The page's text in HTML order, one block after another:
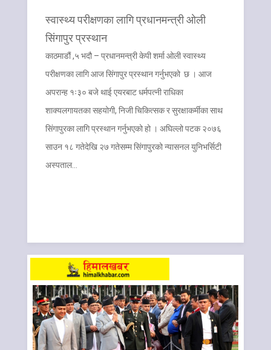
स्वास्थ्य परीक्षणका लागि प्रधानमन्त्री ओली
सिंगापुर प्रस्थान
काठमाडौं ,५ भदौ – प्रधानमन्त्री केपी शर्मा ओली स्वास्थ्य
परीक्षणका लागि आज सिंगापुर प्रस्थान गर्नुभएको छ । आज
अपरान्ह १ः३० बजे थाई एयरबाट धर्मपत्नी राधिका
शाक्यलगायतका सहयोगी, निजी चिकित्सक र सुरक्षाकर्मीका साथ
सिंगापुरका लागि प्रस्थान गर्नुभएको हो । अघिल्लो पटक २०७६
साउन १८ गतेदेखि २७ गतेसम्म सिंगापुरको न्यासनल युनिभर्सिटी
अस्पताल…